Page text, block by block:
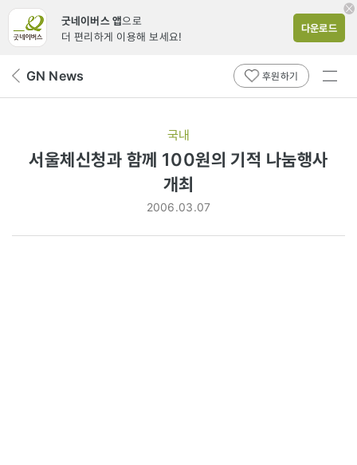
굿네이버스 앱으로
더 편리하게 이용해 보세요!
다운로드
뒤 GN News 후원하기
전체
국내
서울체신청과 함께 100원의 기적 나눔행사
개최
2006.03.07